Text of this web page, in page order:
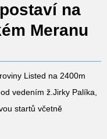
na
Meranu
Listed na 2400m
vedením ž.Jirky Palíka,
startů včetně